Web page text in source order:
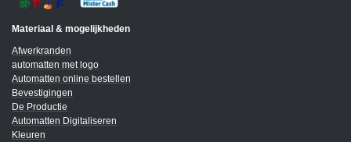
Materiaal & mogelijkheden
Afwerkranden
automatten met logo
Automatten online bestellen
Bevestigingen
De Productie
Automatten Digitaliseren
Kleuren